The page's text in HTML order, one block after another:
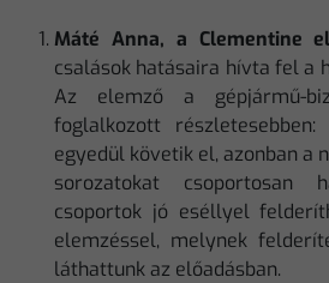
Máté Anna, a Clementine
csalások hatásaira hívta fel a
Az elemző a gépjármű-
foglalkozott
egyedül követik el, azonban a
sorozatokat csoportosan
csoportok jó eséllyel
elemzéssel, melynek
láthattunk az előadásban.